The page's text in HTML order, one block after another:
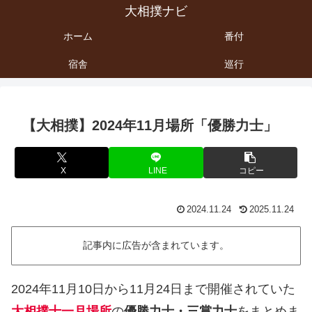
大相撲ナビ
ホーム 番付
宿舎 巡行
【大相撲】2024年11月場所「優勝力士」
X LINE コピー
2024.11.24 2025.11.24
記事内に広告が含まれています。
2024年11月10日から11月24日まで開催されていた